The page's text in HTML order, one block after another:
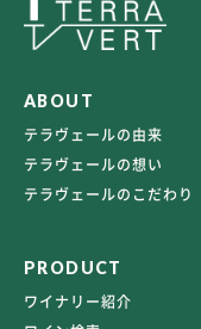
ABOUT
テラヴェールの由来
テラヴェールの想い
テラヴェールのこだわり
PRODUCT
ワイナリー紹介